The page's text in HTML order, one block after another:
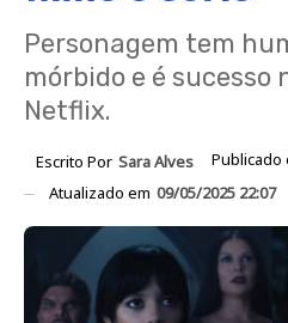
Personagem tem
mórbido e é sucesso
Netflix.
Escrito Por Sara Alves Publicado
Atualizado em 09/05/2025 22:07